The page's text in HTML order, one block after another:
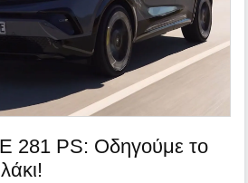
281 PS: Οδηγούμε το